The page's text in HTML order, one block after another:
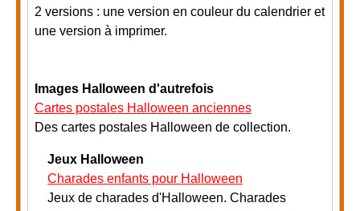
2 versions : une version en couleur du calendrier et
une version à imprimer.
Images Halloween d'autrefois
Cartes postales Halloween anciennes
Des cartes postales Halloween de collection.
Jeux Halloween
Charades enfants pour Halloween
Jeux de charades d'Halloween. Charades